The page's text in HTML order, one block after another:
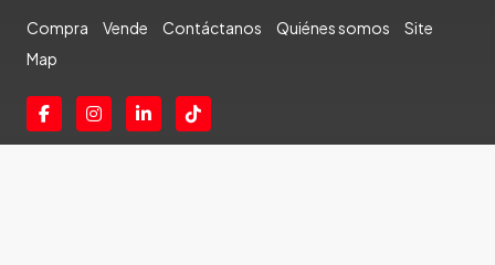
Compra Vende Contáctanos Quiénes somos
Site
Map